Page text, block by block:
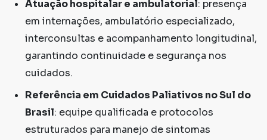
Atuação hospitalar e ambulatorial: presença
em internações, ambulatório especializado,
interconsultas e acompanhamento longitudinal,
garantindo continuidade e segurança nos
cuidados.
Referência em Cuidados Paliativos no Sul do
Brasil: equipe qualificada e protocolos
estruturados para manejo de sintomas